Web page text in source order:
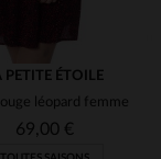
PETITE ÉTOILE
léopard femme
69,00 €